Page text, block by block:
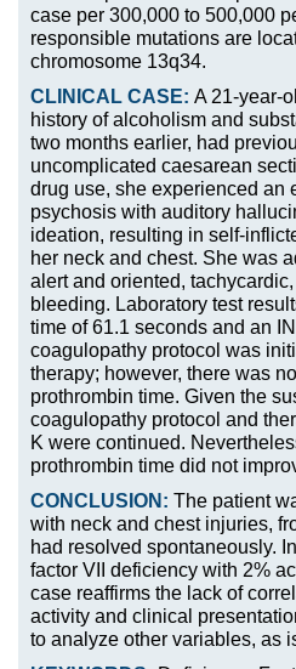
case per 300,000 to 500,000
responsible mutations are
chromosome 13q34.
CLINICAL CASE: A 21-year-
history of alcoholism and
two months earlier, had
uncomplicated caesarean
drug use, she experienced an
psychosis with auditory
ideation, resulting in self-
her neck and chest. She was
alert and oriented,
bleeding. Laboratory test
time of 61.1 seconds and an
coagulopathy protocol was
therapy; however, there was
prothrombin time. Given the
coagulopathy protocol and
K were continued.
prothrombin time did not
CONCLUSION: The patient
with neck and chest injuries,
had resolved spontaneously.
factor VII deficiency with 2%
case reaffirms the lack of
activity and clinical
to analyze other variables, as